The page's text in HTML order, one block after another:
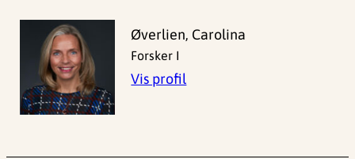
Øverlien, Carolina
Forsker I
Vis profil